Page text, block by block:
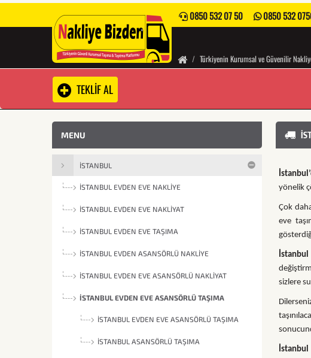
0850 532 07 50 0850 532
Türkiyenin Kurumsal ve Güvenilir
TEKLİF AL
yönelik
Çok
eve
İstanbul
sizlere
MENU
İSTANBUL
İSTANBUL EVDEN EVE NAKLIYE
İSTANBUL EVDEN EVE NAKLIYAT
İSTANBUL EVDEN EVE TAŞIMA
İSTANBUL EVDEN ASANSÖRLÜ NAKLIYE
İSTANBUL EVDEN EVE ASANSÖRLÜ NAKLIYAT
İSTANBUL EVDEN EVE ASANSÖRLÜ TAŞIMA
İSTANBUL EVDEN EVE ASANSÖRLÜ TAŞIMA
HIZMETI İSTANBUL ASANSÖRLÜ TAŞIMA